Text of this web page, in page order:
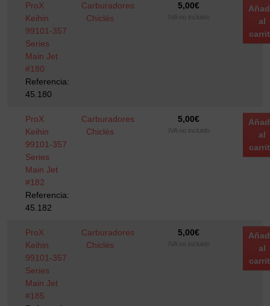
ProX
Keihin
99101-357
Series
Main Jet
#180
Referencia:
45.180
Carburadores
Chiclés
5,00€
IVA no incluido
al
ProX
Keihin
99101-357
Series
Main Jet
#182
Referencia:
45.182
Carburadores
Chiclés
5,00€
IVA no incluido
al
ProX
Keihin
99101-357
Series
Main Jet
#185
Carburadores
Chiclés
5,00€
IVA no incluido
al